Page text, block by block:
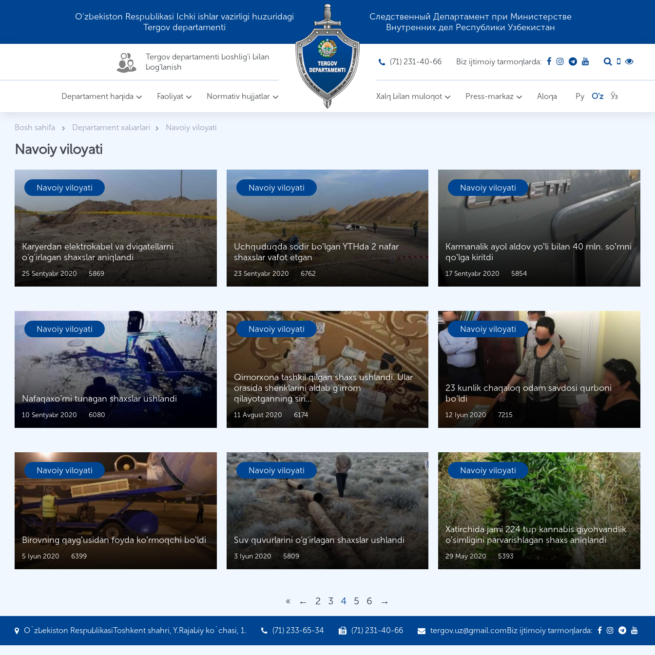
O'zbekiston Respublikasi Ichki ishlar vazirligi huzuridagi
Tergov departamenti
Следственный Департамент при Министерстве
Внутренних дел Республики Узбекистан
Tergov departamenti boshlig'i bilan
bog'lanish
(71) 231-40-66 Biz ijtimoiy tarmoqlarda:
Departament haqida Faoliyat Normativ hujjatlar Xalq bilan muloqot Press-markaz Aloqa Ру O'z Ўз
Bosh sahifa Departament xabarlari Navoiy viloyati
Navoiy viloyati
Navoiy viloyati
Karyerdan elektrokabel va dvigatellarni
o‘g‘irlagan shaxslar aniqlandi
25 Sentyabr 2020 5869
Navoiy viloyati
Uchquduqda sodir boʼlgan YTHda 2 nafar
shaxslar vafot etgan
23 Sentyabr 2020 6762
Navoiy viloyati
Karmanalik ayol aldov yoʼli bilan 40 mln. soʼmni
qoʼlga kiritdi
17 Sentyabr 2020 5854
Navoiy viloyati
Nafaqaxo‘rni tunagan shaxslar ushlandi
10 Sentyabr 2020 6080
Navoiy viloyati
Qimorxona tashkil qilgan shaxs ushlandi. Ular
orasida sheriklarini aldab g‘irrom
qilayotganning siri…
11 Avgust 2020 6174
Navoiy viloyati
23 kunlik chaqaloq odam savdosi qurboni
bo‘ldi
12 Iyun 2020 7215
Navoiy viloyati
Birovning qaygʼusidan foyda koʼrmoqchi boʼldi
5 Iyun 2020 6399
Navoiy viloyati
Suv quvurlarini o‘g‘irlagan shaxslar ushlandi
3 Iyun 2020 5809
Navoiy viloyati
Xatirchida jami 224 tup kannabis giyohvandlik
oʼsimligini parvarishlagan shaxs aniqlandi
29 May 2020 5393
« ← 2 3 4 5 6 →
O`zbekiston RespublikasiToshkent shahri, Y.Rajabiy ko`chasi, 1. (71) 233-65-34 (71) 231-40-66 tergov.uz@gmail.comBiz ijtimoiy tarmoqlarda: